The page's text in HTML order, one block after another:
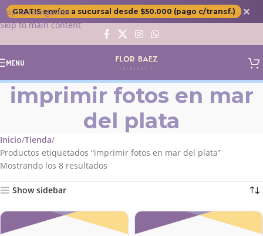
Skip to navigation
Skip to main content
GRATIS envíos a sucursal desde $50.000 (pago c/transf.) ✕
MENU
imprimir fotos en mar
del plata
Inicio Tienda
Productos etiquetados “imprimir fotos en mar del plata”
Mostrando los 8 resultados
Show sidebar